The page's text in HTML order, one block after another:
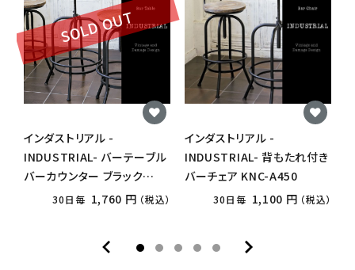
SOLD OUT
インダストリアル -
INDUSTRIAL- バーテーブル
バーカウンター ブラック
KNT-A401
30日毎 1,760 円 （税込）
インダストリアル -
INDUSTRIAL- 背もたれ付き
バーチェア KNC-A450
30日毎 1,100 円 （税込）